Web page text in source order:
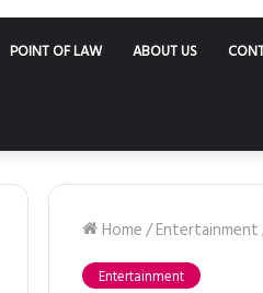
POINT OF LAW ABOUT US
Home/Entertainment
Entertainment